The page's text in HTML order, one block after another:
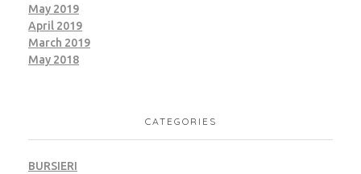
May 2019
April 2019
March 2019
May 2018
CATEGORIES
BURSIERI